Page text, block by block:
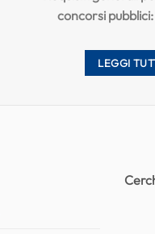
concorsi
LEGGI